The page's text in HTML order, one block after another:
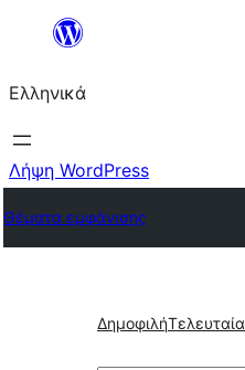
Μετάβαση
περιεχόμενο
Ελληνικά
Λήψη WordPress
Θέματα εμφάνισης
ΔημοφιλήΤελευταία